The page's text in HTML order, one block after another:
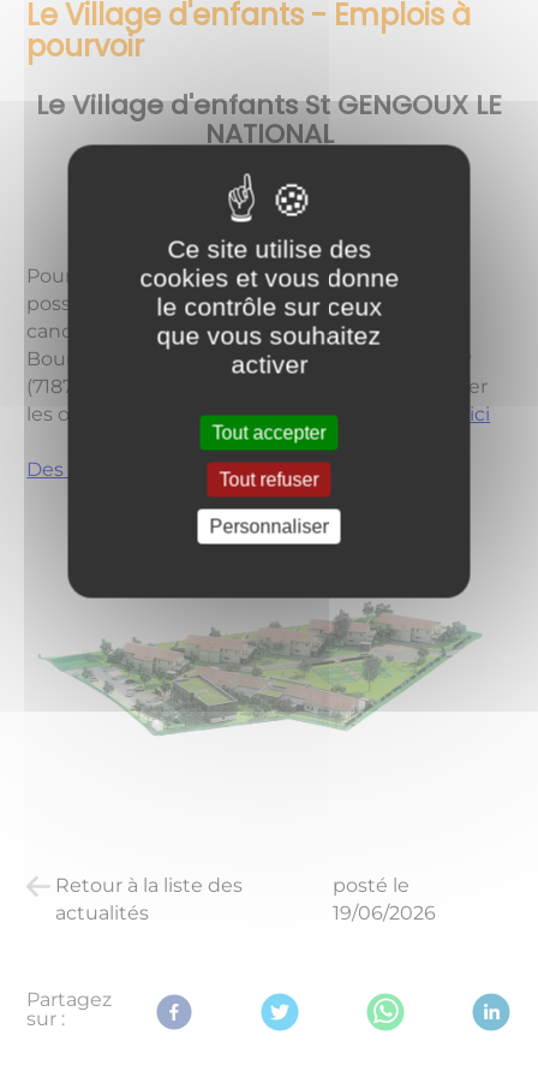
Le Village d'enfants - Emplois à
pourvoir
Le Village d'enfants St GENGOUX LE
NATIONAL
Association Prado Bourgogne
Pour les personnes intéressées par des
possibilités d'emploi, il faut adresser votre
candidature spontanée au Prado (Le Prado
Bourgogne - 1154 Route de Salornay à Hurigny
(71870)
) ou consulter
les offres d'emploi publiées dans l'été:
Cliquez ici
Des informations
Retour à la liste des
actualités
posté le
19/06/2026
Partagez
sur :
Ce site utilise des
cookies et vous donne
le contrôle sur ceux
que vous souhaitez
activer
Tout accepter
Tout refuser
Personnaliser